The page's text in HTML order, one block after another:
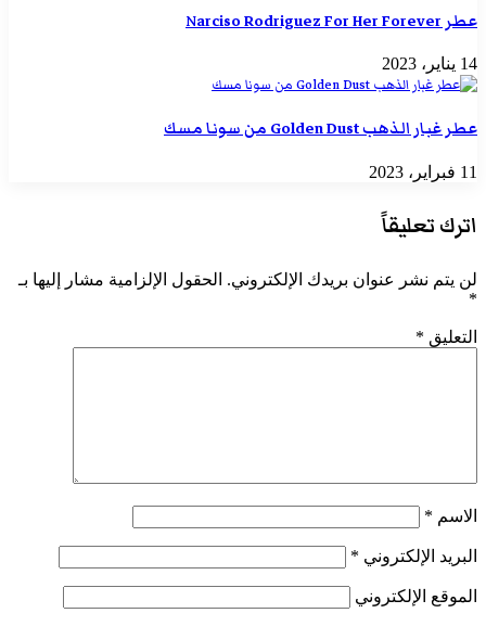
عطر Narciso Rodriguez For Her Forever
14 يناير، 2023
عطر غبار الذهب Golden Dust من سونا مسك
11 فبراير، 2023
اترك تعليقاً
لن يتم نشر عنوان بريدك الإلكتروني. الحقول الإلزامية مشار إليها بـ
*
التعليق *
الاسم *
البريد الإلكتروني *
الموقع الإلكتروني